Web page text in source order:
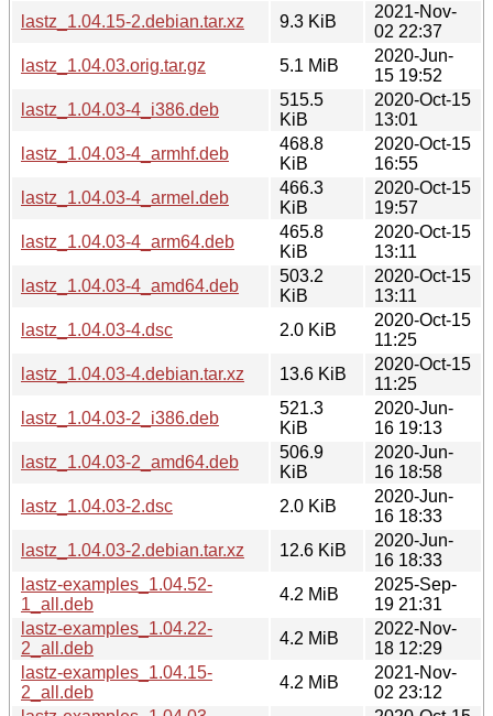
lastz_1.04.15-2.debian.tar.xz
9.3 KiB
2021-Nov-
02 22:37
lastz_1.04.03.orig.tar.gz
5.1 MiB
2020-Jun-
15 19:52
lastz_1.04.03-4_i386.deb
515.5
KiB
2020-Oct-15
13:01
lastz_1.04.03-4_armhf.deb
468.8
KiB
2020-Oct-15
16:55
lastz_1.04.03-4_armel.deb
466.3
KiB
2020-Oct-15
19:57
lastz_1.04.03-4_arm64.deb
465.8
KiB
2020-Oct-15
13:11
lastz_1.04.03-4_amd64.deb
503.2
KiB
2020-Oct-15
13:11
lastz_1.04.03-4.dsc
2.0 KiB
2020-Oct-15
11:25
lastz_1.04.03-4.debian.tar.xz
13.6 KiB
2020-Oct-15
11:25
lastz_1.04.03-2_i386.deb
521.3
KiB
2020-Jun-
16 19:13
lastz_1.04.03-2_amd64.deb
506.9
KiB
2020-Jun-
16 18:58
lastz_1.04.03-2.dsc
2.0 KiB
2020-Jun-
16 18:33
lastz_1.04.03-2.debian.tar.xz
12.6 KiB
2020-Jun-
16 18:33
lastz-examples_1.04.52-
1_all.deb
4.2 MiB
2025-Sep-
19 21:31
lastz-examples_1.04.22-
2_all.deb
4.2 MiB
2022-Nov-
18 12:29
lastz-examples_1.04.15-
2_all.deb
4.2 MiB
2021-Nov-
02 23:12